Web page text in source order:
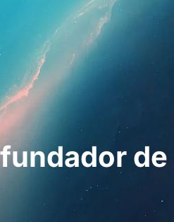
pacientes
de